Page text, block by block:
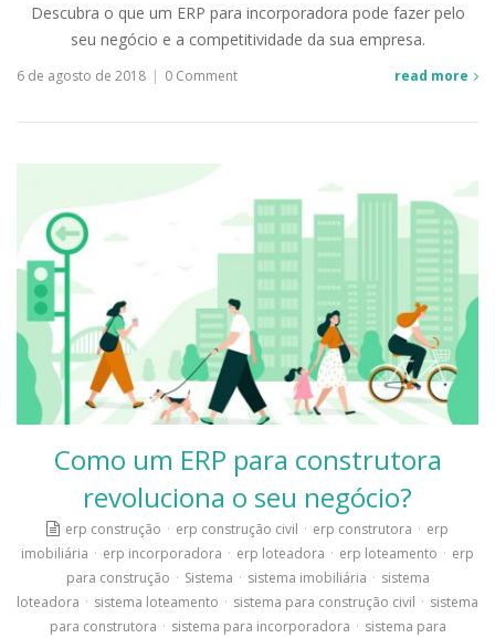
Descubra o que um ERP para incorporadora pode fazer pelo
seu negócio e a competitividade da sua empresa.
6 de agosto de 2018 0 Comment read more
Como um ERP para construtora
revoluciona o seu negócio?
erp construção · erp construção civil · erp construtora · erp
imobiliária · erp incorporadora · erp loteadora · erp loteamento · erp
para construção · Sistema · sistema imobiliária · sistema
loteadora · sistema loteamento · sistema para construção civil · sistema
para construtora · sistema para incorporadora · sistema para